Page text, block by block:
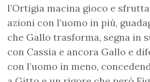
l’Ortigia macina gioco e
azioni con l’uomo in più,
che Gallo trasforma, segna in
con Cassia e ancora Gallo e
con l’uomo in meno,